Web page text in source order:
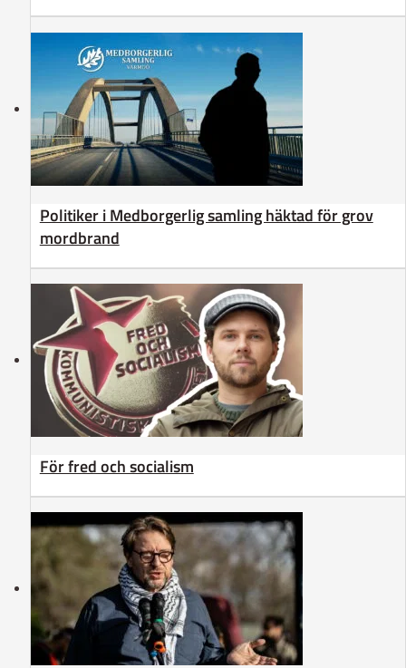
Politiker i Medborgerlig samling häktad för grov
mordbrand
För fred och socialism